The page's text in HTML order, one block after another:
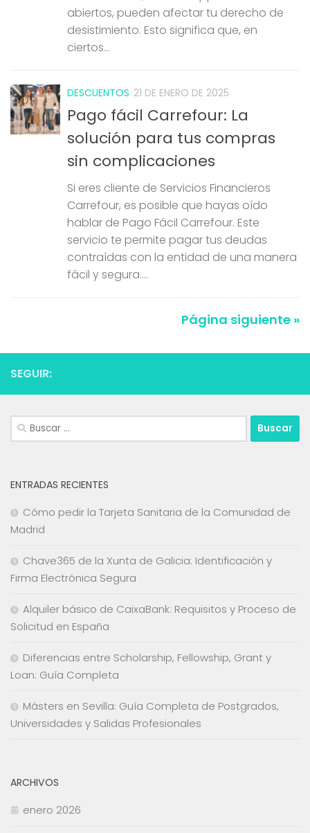
abiertos, pueden afectar tu derecho de
desistimiento. Esto significa que, en
ciertos...
DESCUENTOS 21 DE ENERO DE 2025
Pago fácil Carrefour: La
solución para tus compras
sin complicaciones
Si eres cliente de Servicios Financieros
Carrefour, es posible que hayas oído
hablar de Pago Fácil Carrefour. Este
servicio te permite pagar tus deudas
contraídas con la entidad de una manera
fácil y segura....
Página siguiente »
SEGUIR:
Buscar:
ENTRADAS RECIENTES
Cómo pedir la Tarjeta Sanitaria de la Comunidad de
Madrid
Chave365 de la Xunta de Galicia: Identificación y
Firma Electrónica Segura
Alquiler básico de CaixaBank: Requisitos y Proceso de
Solicitud en España
Diferencias entre Scholarship, Fellowship, Grant y
Loan: Guía Completa
Másters en Sevilla: Guía Completa de Postgrados,
Universidades y Salidas Profesionales
ARCHIVOS
enero 2026